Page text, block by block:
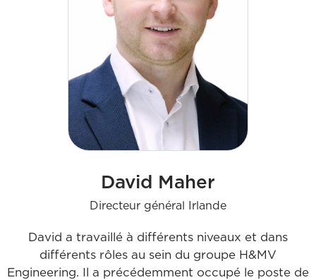
pour une culture positive vise à faire progresser
l'activité britannique.
David Maher
Directeur général Irlande
David a travaillé à différents niveaux et dans
différents rôles au sein du groupe H&MV
Engineering. Il a précédemment occupé le poste de